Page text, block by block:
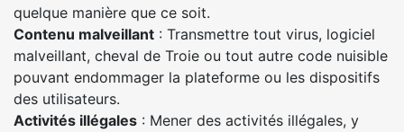
quelque manière que ce soit.
Contenu malveillant : Transmettre tout virus, logiciel
malveillant, cheval de Troie ou tout autre code nuisible
pouvant endommager la plateforme ou les dispositifs
des utilisateurs.
Activités illégales : Mener des activités illégales, y